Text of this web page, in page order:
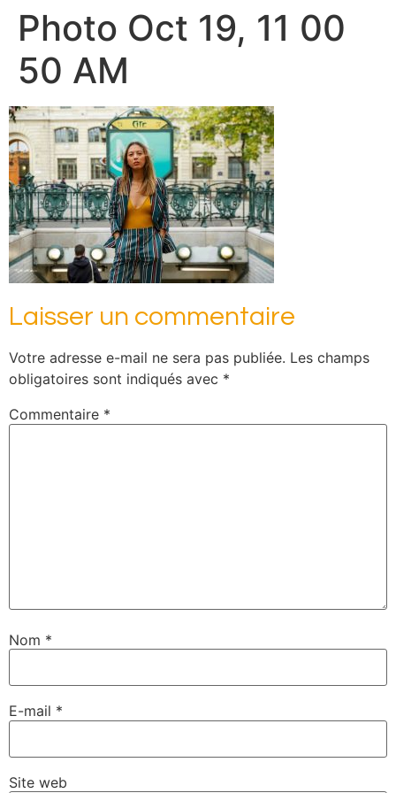
Photo Oct 19, 11 00
50 AM
Laisser un commentaire
Votre adresse e-mail ne sera pas publiée. Les champs
obligatoires sont indiqués avec *
Commentaire *
Nom *
E-mail *
Site web